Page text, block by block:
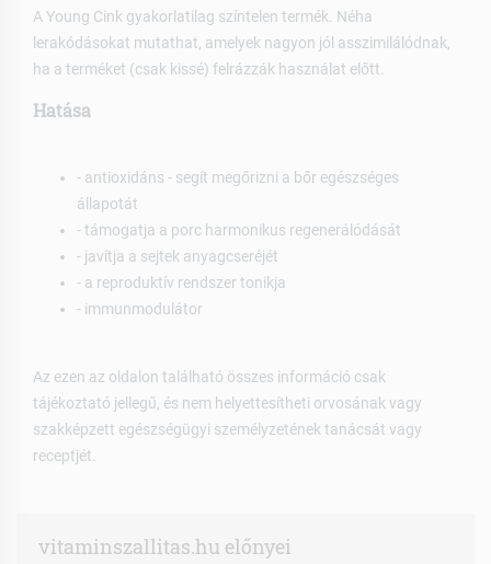
A Young Cink gyakorlatilag színtelen termék. Néha
lerakódásokat mutathat, amelyek nagyon jól asszimilálódnak,
ha a terméket (csak kissé) felrázzák használat előtt.
Hatása
- antioxidáns - segít megőrizni a bőr egészséges
állapotát
- támogatja a porc harmonikus regenerálódását
- javítja a sejtek anyagcseréjét
- a reproduktív rendszer tonikja
- immunmodulátor
Az ezen az oldalon található összes információ csak
tájékoztató jellegű, és nem helyettesítheti orvosának vagy
szakképzett egészségügyi személyzetének tanácsát vagy
receptjét.
vitaminszallitas.hu előnyei